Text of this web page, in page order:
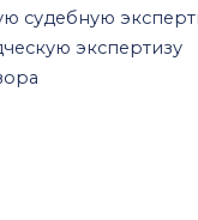
судебную
экспертизу
– крайне